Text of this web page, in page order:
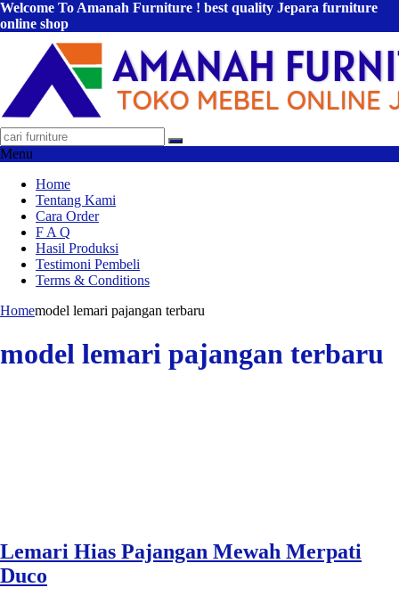
Welcome To Amanah Furniture ! best quality Jepara furniture
online shop
Menu
Home
Tentang Kami
Cara Order
F A Q
Hasil Produksi
Testimoni Pembeli
Terms & Conditions
Homemodel lemari pajangan terbaru
model lemari pajangan terbaru
Lemari Hias Pajangan Mewah Merpati
Duco